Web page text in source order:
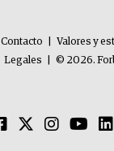
Contacto Valores y
Legales
© 2026.